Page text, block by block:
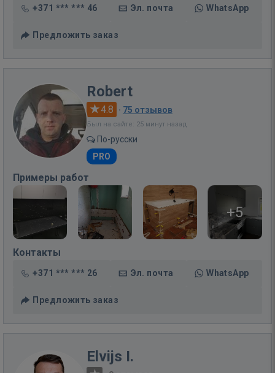
+371 *** *** 46 Эл. почта WhatsApp
Предложить заказ
Robert
4.8 · 75 отзывов
Был на сайте: 25 минут назад
По-русски
PRO
Примеры работ
+5
Контакты
+371 *** *** 26 Эл. почта WhatsApp
Предложить заказ
Elvijs I.